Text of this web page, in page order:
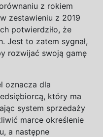
z rokiem
zestawieniu z 2019
potwierdziło, że
Jest to zatem sygnał,
rozwijać swoją gamę
oznacza dla
który ma
system sprzedaży
marce określenie
a następne